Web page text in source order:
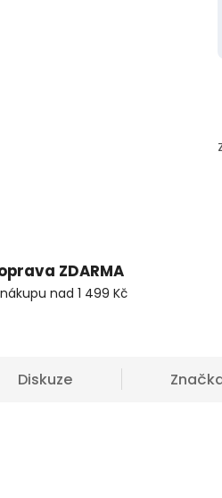
ZDARMA
nad 1 499 Kč
Diskuze